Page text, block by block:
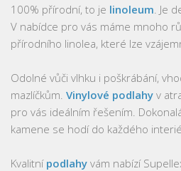
100% přírodní, to je linoleum . Je
V nabídce pro vás máme mnoho
přírodního linolea, které lze
Odolné vůči vlhku i poškrábání,
mazlíčkům. Vinylové podlahy v
pro vás ideálním řešením.
kamene se hodí do každého
Kvalitní podlahy vám nabízí